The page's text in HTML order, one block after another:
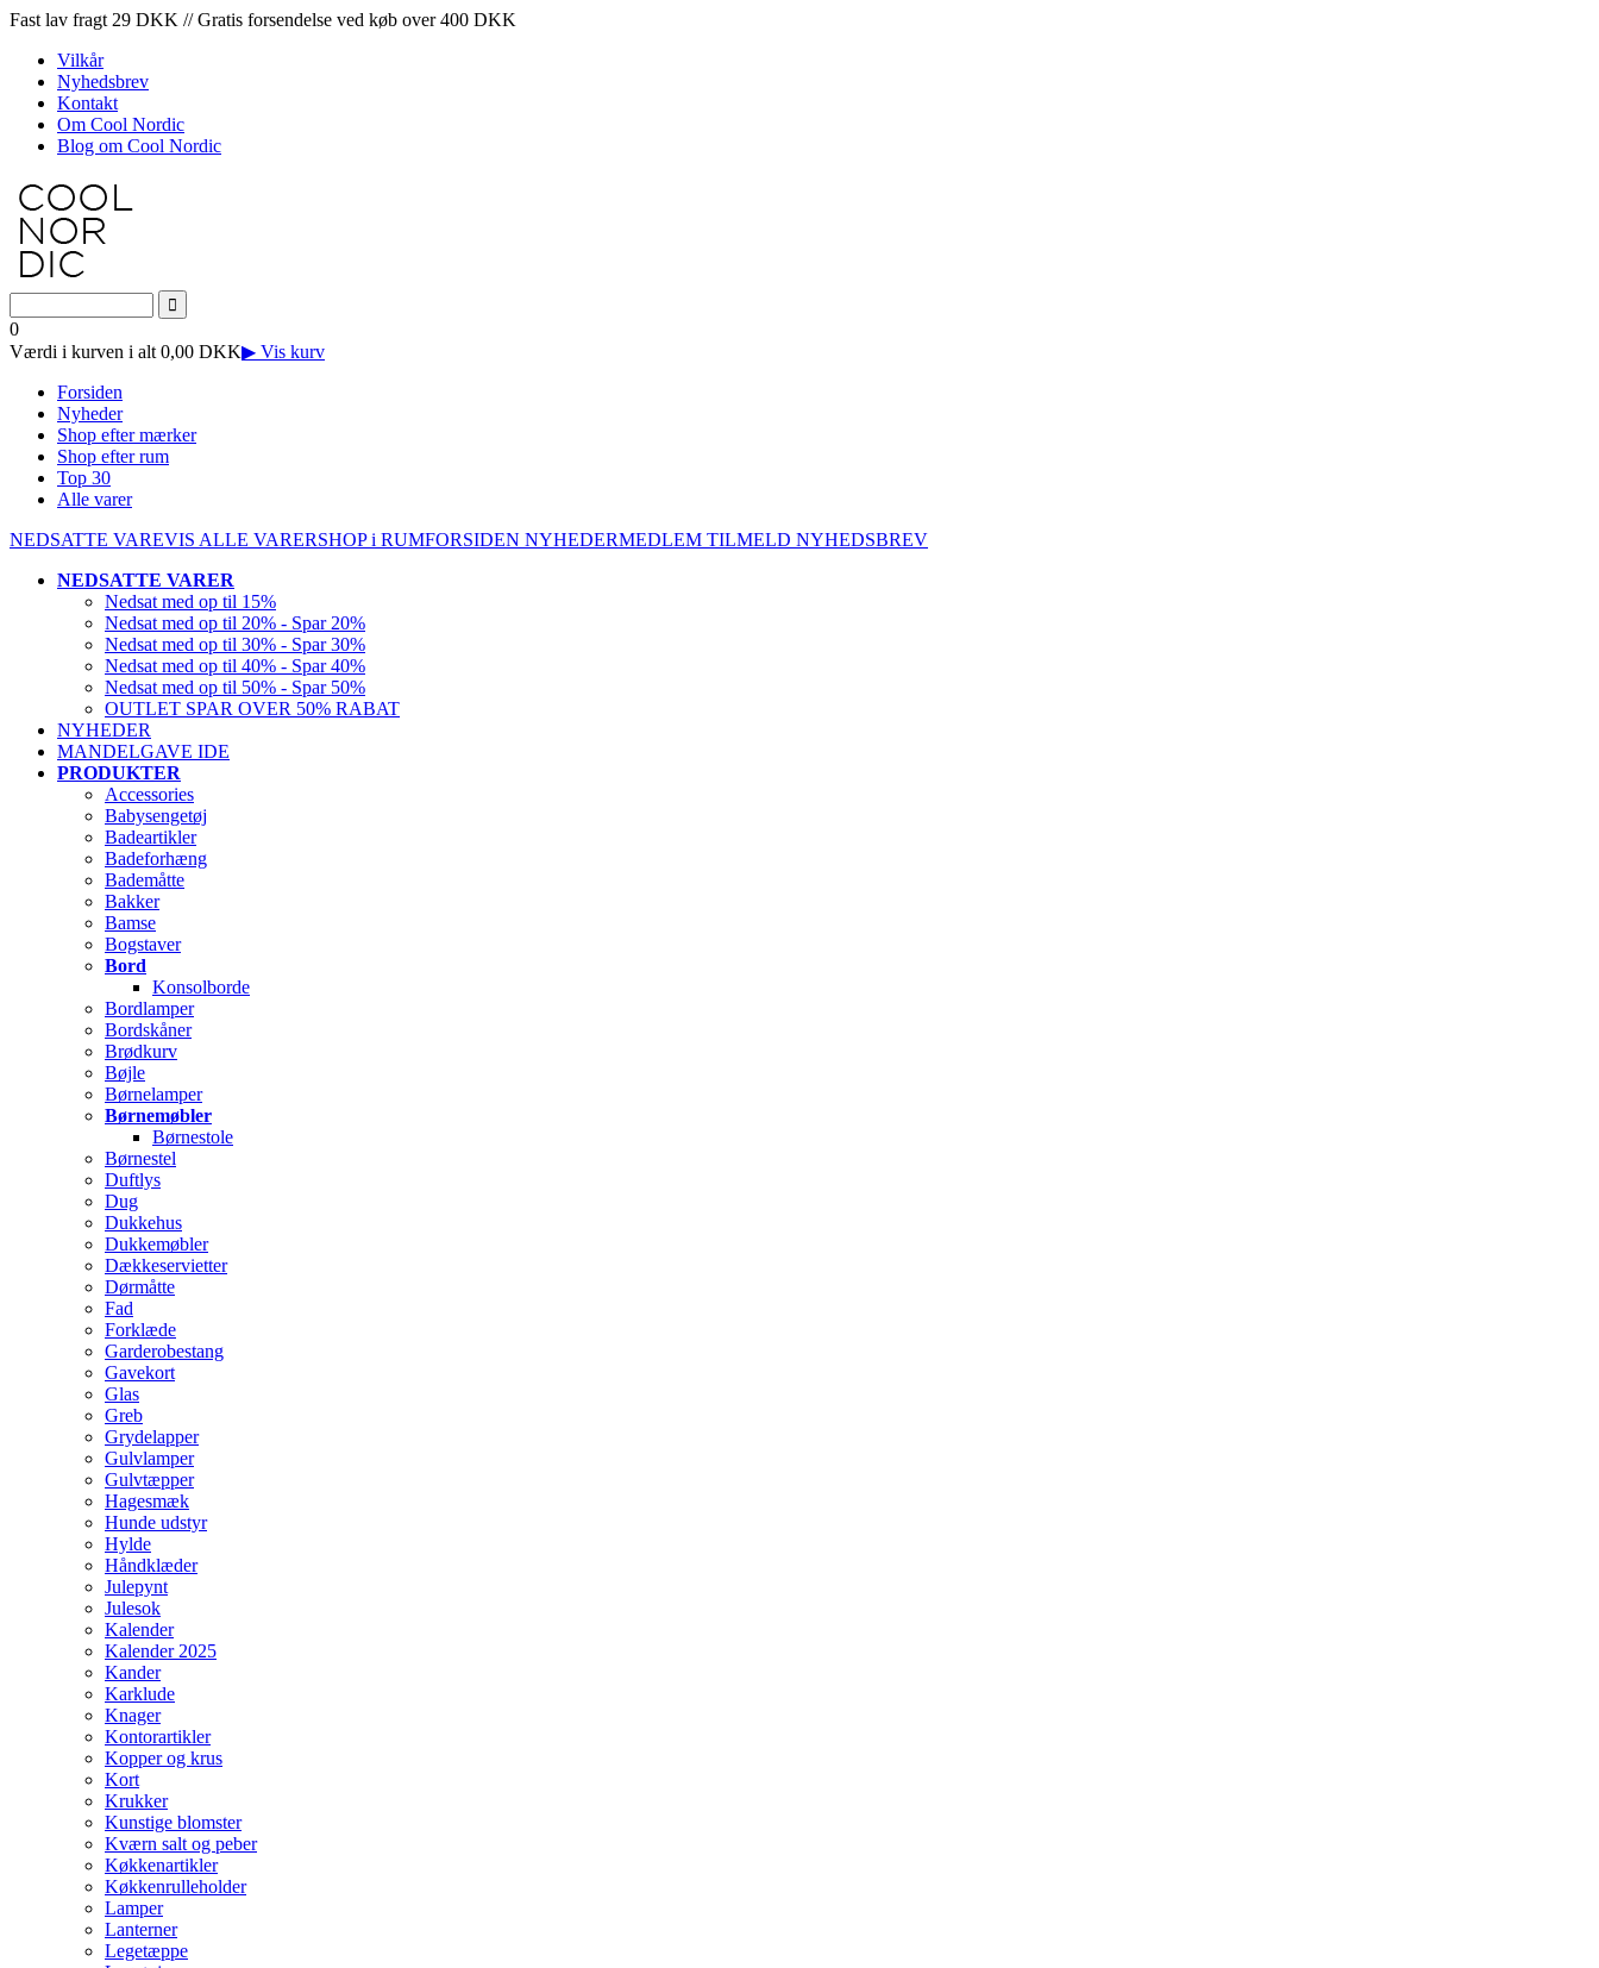
Fast lav fragt 29 DKK // Gratis forsendelse ved køb over 400 DKK
Vilkår
Nyhedsbrev
Kontakt
Om Cool Nordic
Blog om Cool Nordic
0
Værdi i kurven i alt 0,00 DKK▶ Vis kurv
Forsiden
Nyheder
Shop efter mærker
Shop efter rum
Top 30
Alle varer
NEDSATTE VAREVIS ALLE VARERSHOP i RUMFORSIDEN NYHEDERMEDLEM TILMELD NYHEDSBREV
NEDSATTE VARER
Nedsat med op til 15%
Nedsat med op til 20% - Spar 20%
Nedsat med op til 30% - Spar 30%
Nedsat med op til 40% - Spar 40%
Nedsat med op til 50% - Spar 50%
OUTLET SPAR OVER 50% RABAT
NYHEDER
MANDELGAVE IDE
PRODUKTER
Accessories
Babysengetøj
Badeartikler
Badeforhæng
Bademåtte
Bakker
Bamse
Bogstaver
Bord
Konsolborde
Bordlamper
Bordskåner
Brødkurv
Bøjle
Børnelamper
Børnemøbler
Børnestole
Børnestel
Duftlys
Dug
Dukkehus
Dukkemøbler
Dækkeservietter
Dørmåtte
Fad
Forklæde
Garderobestang
Gavekort
Glas
Greb
Grydelapper
Gulvlamper
Gulvtæpper
Hagesmæk
Hunde udstyr
Hylde
Håndklæder
Julepynt
Julesok
Kalender
Kalender 2025
Kander
Karklude
Knager
Kontorartikler
Kopper og krus
Kort
Krukker
Kunstige blomster
Kværn salt og peber
Køkkenartikler
Køkkenrulleholder
Lamper
Lanterner
Legetæppe